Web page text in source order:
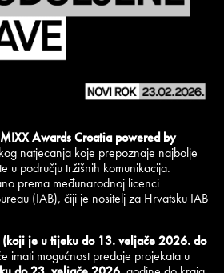
MIXX Awards Croatia powered by
natjecanja koje prepoznaje najbolje
u području tržišnih komunikacija.
prema međunarodnoj licenci
(IAB), čiji je nositelj za Hrvatsku IAB
(koji je u tijeku do 13. veljače 2026. do
imati mogućnost predaje projekata u